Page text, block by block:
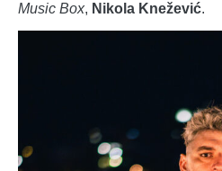
Music Box, Nikola Knežević.